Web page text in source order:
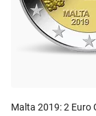
Malta 2019: 2 Euro